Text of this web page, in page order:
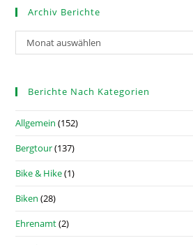
Archiv Berichte
Monat auswählen
Berichte Nach Kategorien
Allgemein (152)
Bergtour(137)
Bike & Hike(1)
Biken (28)
Ehrenamt(2)